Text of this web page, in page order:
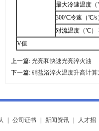
最大冷速温度
300℃冷速（℃/s
对流温度（℃）
V值
上一篇: 光亮和快速光亮淬火油
下一篇: 硝盐浴淬火温度升高计算
公司证书 新闻资讯 人才招